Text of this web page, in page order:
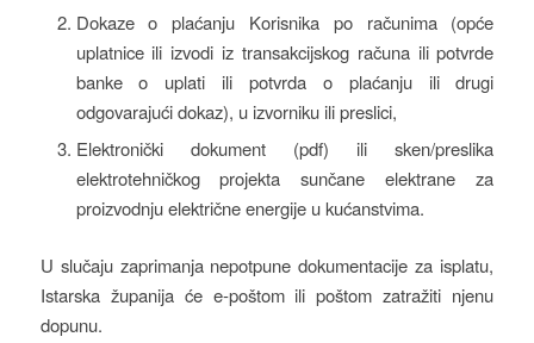
Dokaze o plaćanju Korisnika po računima (opće
uplatnice ili izvodi iz transakcijskog računa ili potvrde
banke o uplati ili potvrda o plaćanju ili drugi
odgovarajući dokaz), u izvorniku ili preslici,
Elektronički dokument (pdf) ili sken/preslika
elektrotehničkog projekta sunčane elektrane za
proizvodnju električne energije u kućanstvima.
U slučaju zaprimanja nepotpune dokumentacije za isplatu,
Istarska županija će e-poštom ili poštom zatražiti njenu
dopunu.